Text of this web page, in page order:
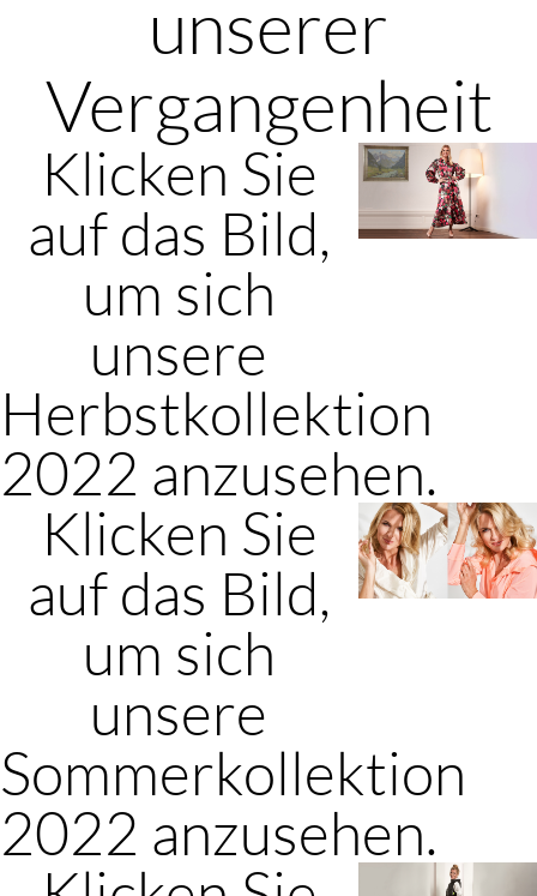
unserer
Vergangenheit
Klicken Sie
auf das Bild,
um sich
unsere
Herbstkollektion
2022 anzusehen.
Klicken Sie
auf das Bild,
um sich
unsere
Sommerkollektion
2022 anzusehen.